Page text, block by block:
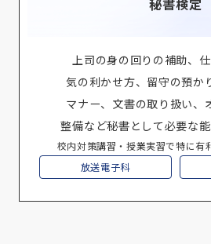
秘書検定
上司の身の回りの補助、仕
気の利かせ方、留守の預か
マナー、文書の取り扱い、
整備など秘書として必要な能
校内対策講習・授業実習で特に有
放送電子科